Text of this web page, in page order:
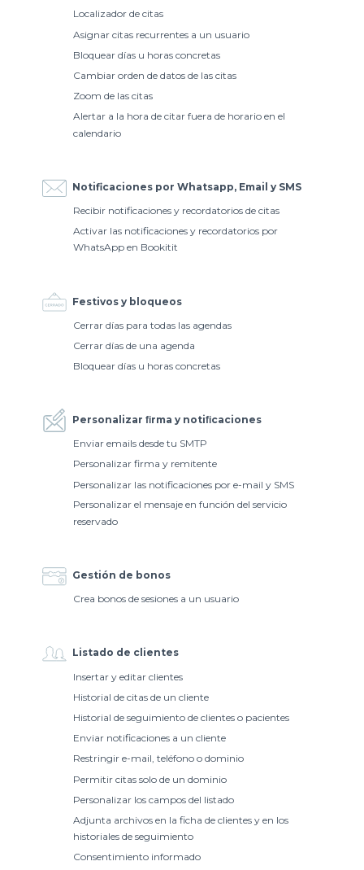
Localizador de citas
Asignar citas recurrentes a un usuario
Bloquear días u horas concretas
Cambiar orden de datos de las citas
Zoom de las citas
Alertar a la hora de citar fuera de horario en el
calendario
Notificaciones por Whatsapp, Email y SMS
Recibir notificaciones y recordatorios de citas
Activar las notificaciones y recordatorios por
WhatsApp en Bookitit
Festivos y bloqueos
Cerrar días para todas las agendas
Cerrar días de una agenda
Bloquear días u horas concretas
Personalizar ﬁrma y notiﬁcaciones
Enviar emails desde tu SMTP
Personalizar firma y remitente
Personalizar las notificaciones por e-mail y SMS
Personalizar el mensaje en función del servicio
reservado
Gestión de bonos
Crea bonos de sesiones a un usuario
Listado de clientes
Insertar y editar clientes
Historial de citas de un cliente
Historial de seguimiento de clientes o pacientes
Enviar notificaciones a un cliente
Restringir e-mail, teléfono o dominio
Permitir citas solo de un dominio
Personalizar los campos del listado
Adjunta archivos en la ficha de clientes y en los
historiales de seguimiento
Consentimiento informado